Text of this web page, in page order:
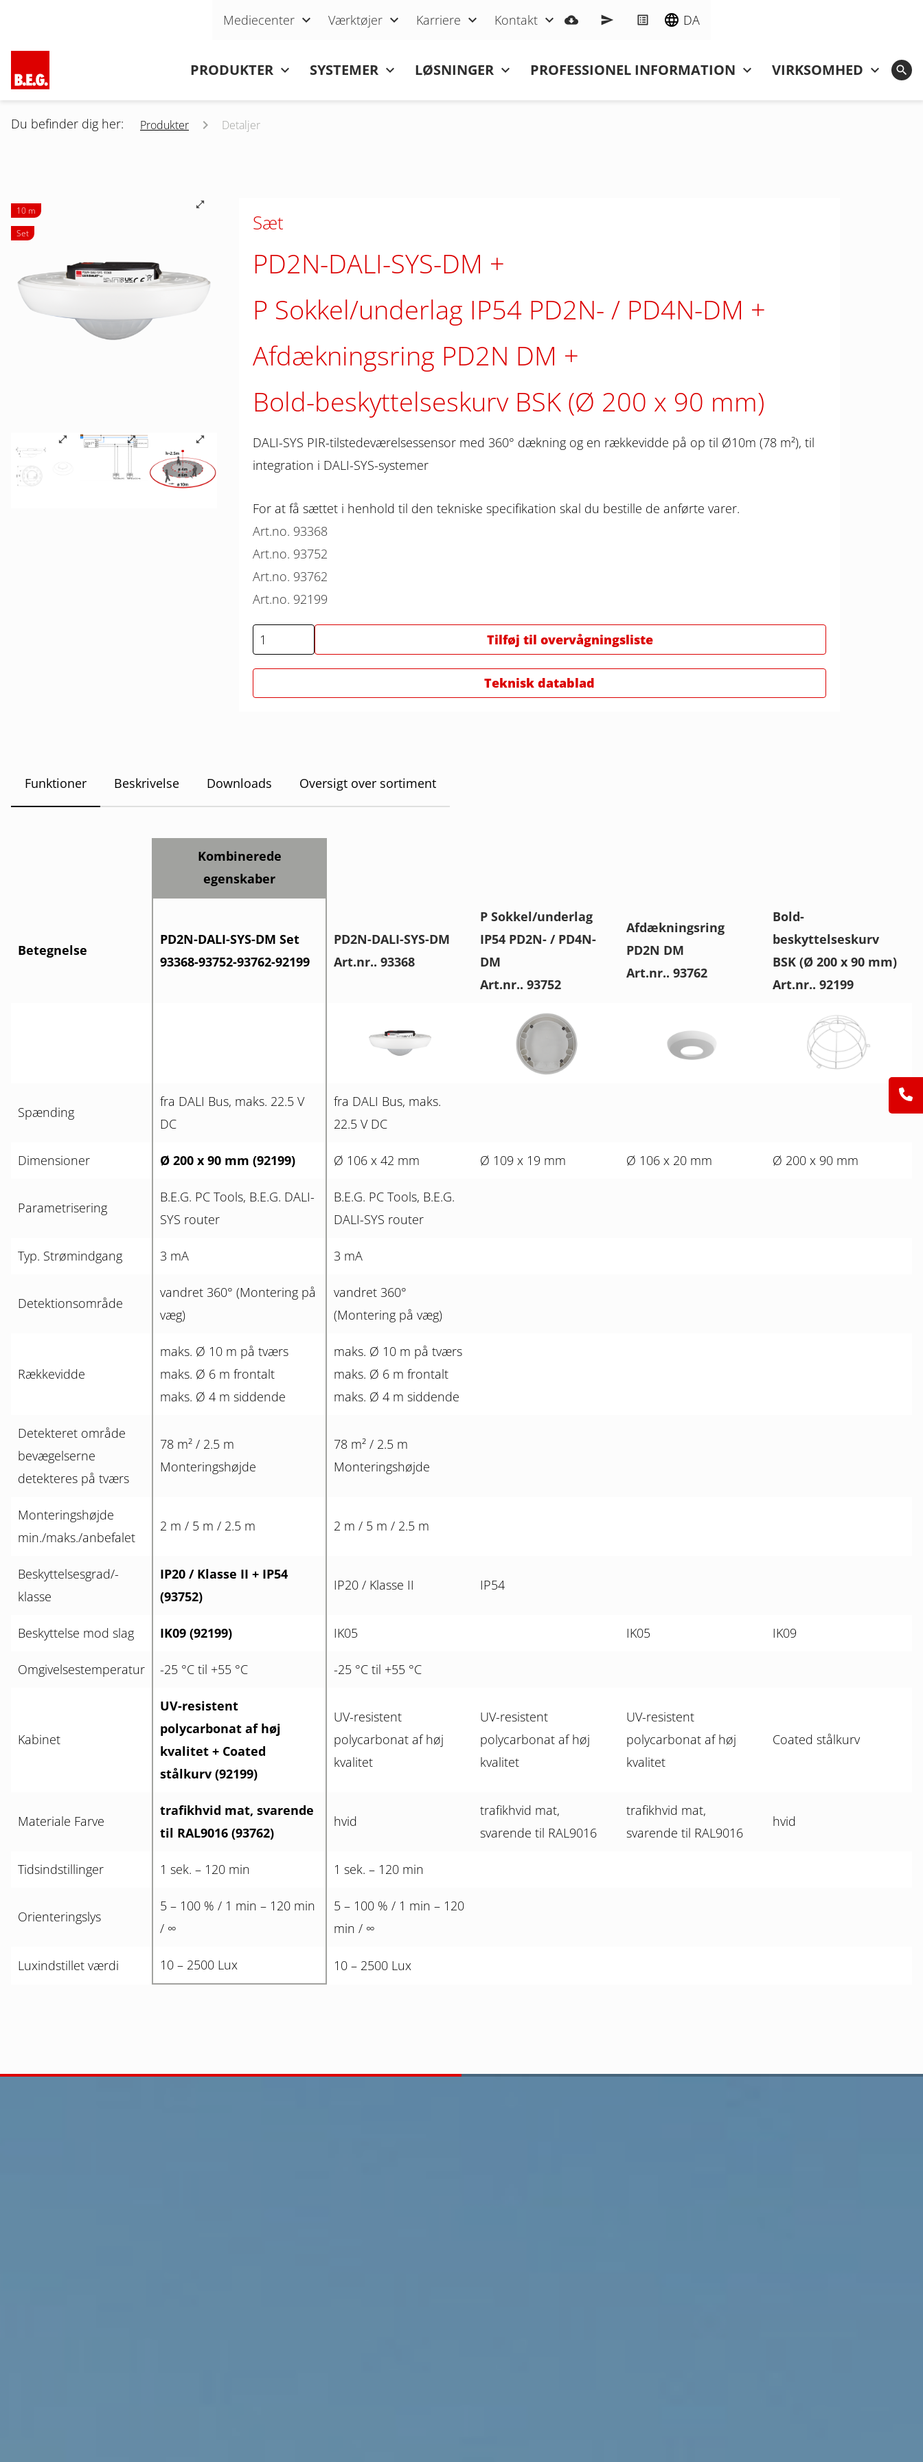
Skip navigation
Mediecenter Værktøjer Karriere Kontakt DA
PRODUKTER SYSTEMER LØSNINGER PROFESSIONEL INFORMATION VIRKSOMHED
Du befinder dig her: Produkter Detaljer
10 m
Set
Sæt
PD2N-DALI-SYS-DM
P Sokkel/underlag IP54 PD2N- / PD4N-DM
Afdækningsring PD2N DM
Bold-beskyttelseskurv BSK (Ø 200 x 90 mm)
DALI-SYS PIR-tilstedeværelsessensor med 360° dækning og en rækkevidde på op til Ø10m (78 m²), til
integration i DALI-SYS-systemer
For at få sættet i henhold til den tekniske specifikation skal du bestille de anførte varer.
Art.no. 93368
Art.no. 93752
Art.no. 93762
Art.no. 92199
Tilføj til overvågningsliste
Teknisk datablad
Funktioner Beskrivelse Downloads Oversigt over sortiment
Kombinerede
egenskaber
Betegnelse
PD2N-DALI-SYS-DM Set
93368-93752-93762-92199
PD2N-DALI-SYS-DM
Art.nr.. 93368
P Sokkel/underlag
IP54 PD2N- / PD4N-
DM
Art.nr.. 93752
Afdækningsring
PD2N DM
Art.nr.. 93762
Bold-
beskyttelseskurv
BSK (Ø 200 x 90 mm)
Art.nr.. 92199
Spænding
fra DALI Bus, maks. 22.5 V
DC
fra DALI Bus, maks.
22.5 V DC
Dimensioner Ø 200 x 90 mm (92199) Ø 106 x 42 mm Ø 109 x 19 mm Ø 106 x 20 mm Ø 200 x 90 mm
Parametrisering
B.E.G. PC Tools, B.E.G. DALI-
SYS router
B.E.G. PC Tools, B.E.G.
DALI-SYS router
Typ. Strømindgang 3 mA 3 mA
Detektionsområde
vandret 360° (Montering på
væg)
vandret 360°
(Montering på væg)
Rækkevidde
maks. Ø 10 m på tværs
maks. Ø 6 m frontalt
maks. Ø 4 m siddende
maks. Ø 10 m på tværs
maks. Ø 6 m frontalt
maks. Ø 4 m siddende
Detekteret område
bevægelserne
detekteres på tværs
78 m² / 2.5 m
Monteringshøjde
78 m² / 2.5 m
Monteringshøjde
Monteringshøjde
min./maks./anbefalet
2 m / 5 m / 2.5 m 2 m / 5 m / 2.5 m
Beskyttelsesgrad/-
klasse
IP20 / Klasse II + IP54
(93752)
IP20 / Klasse II IP54
Beskyttelse mod slag IK09 (92199) IK05 IK05 IK09
Omgivelsestemperatur -25 °C til +55 °C -25 °C til +55 °C
Kabinet
UV-resistent
polycarbonat af høj
kvalitet + Coated
stålkurv (92199)
UV-resistent
polycarbonat af høj
kvalitet
UV-resistent
polycarbonat af høj
kvalitet
UV-resistent
polycarbonat af høj
kvalitet
Coated stålkurv
Materiale Farve
trafikhvid mat, svarende
til RAL9016 (93762)
hvid
trafikhvid mat,
svarende til RAL9016
trafikhvid mat,
svarende til RAL9016
hvid
Tidsindstillinger 1 sek. – 120 min 1 sek. – 120 min
Orienteringslys
5 – 100 % / 1 min – 120 min
/ ∞
5 – 100 % / 1 min – 120
min / ∞
Luxindstillet værdi 10 – 2500 Lux 10 – 2500 Lux